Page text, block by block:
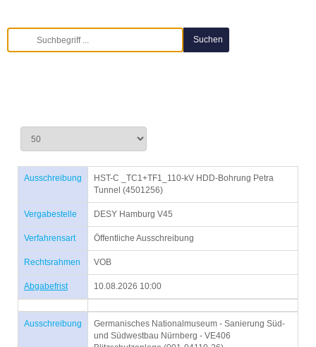
Ausschreibung
HST-C _TC1+TF1_110-kV HDD-Bohrung Petra
Tunnel (4501256)
Vergabestelle DESY Hamburg V45
Verfahrensart Öffentliche Ausschreibung
Rechtsrahmen VOB
Abgabefrist 10.08.2026 10:00
Ausschreibung
Germanisches Nationalmuseum - Sanierung Süd-
und Südwestbau Nürnberg - VE406